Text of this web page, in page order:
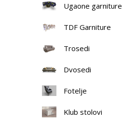
Ugaone garniture
TDF Garniture
Trosedi
Dvosedi
Fotelje
Klub stolovi